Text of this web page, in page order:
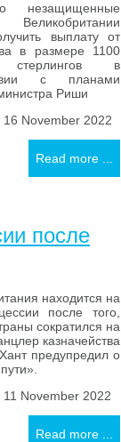
незащищенные
выплату от
в размере 1100
стерлингов в
с планами
Риши
16 November 2022
Read more ...
после
находится на
после того,
сократился на
казначейства
предупредил о
11 November 2022
Read more ...